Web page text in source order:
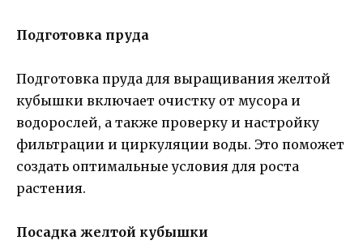
Подготовка пруда
Подготовка пруда для выращивания желтой
кубышки включает очистку от мусора и
водорослей, а также проверку и настройку
фильтрации и циркуляции воды. Это поможет
создать оптимальные условия для роста
растения.
Посадка желтой кубышки